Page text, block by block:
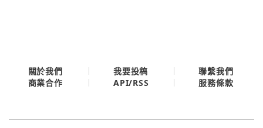
關於我們 我要投稿
聯繫我們
商業合作
API/RSS 服務條款